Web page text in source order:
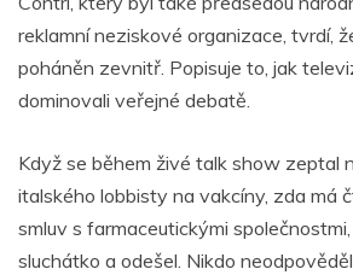
reklamní neziskové organizace, tvrdí,
poháněn zevnitř. Popisuje to, jak
dominovali veřejné debatě.
Když se během živé talk show zeptal
italského lobbisty na vakcíny, zda má
smluv s farmaceutickými
sluchátko a odešel. Nikdo